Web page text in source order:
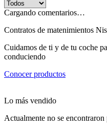
Cargando comentarios…
Contratos de matenimientos
Cuidamos de ti y de tu coche
conduciendo
Conocer productos
Lo más vendido
Actualmente no se